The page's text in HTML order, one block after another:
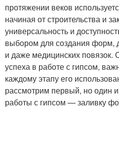
протяжении веков
начиная от строительства и
универсальность и
выбором для создания форм,
и даже медицинских повязок.
успеха в работе с гипсом,
каждому этапу его
рассмотрим первый, но один
работы с гипсом — заливку